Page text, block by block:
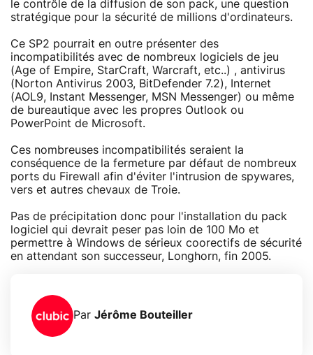
le contrôle de la diffusion de son pack, une question
stratégique pour la sécurité de millions d'ordinateurs.
Ce SP2 pourrait en outre présenter des
incompatibilités avec de nombreux logiciels de jeu
(Age of Empire, StarCraft, Warcraft, etc..) , antivirus
(Norton Antivirus 2003, BitDefender 7.2), Internet
(AOL9, Instant Messenger, MSN Messenger) ou même
de bureautique avec les propres Outlook ou
PowerPoint de Microsoft.
Ces nombreuses incompatibilités seraient la
conséquence de la fermeture par défaut de nombreux
ports du Firewall afin d'éviter l'intrusion de spywares,
vers et autres chevaux de Troie.
Pas de précipitation donc pour l'installation du pack
logiciel qui devrait peser pas loin de 100 Mo et
permettre à Windows de sérieux coorectifs de sécurité
en attendant son successeur, Longhorn, fin 2005.
Par Jérôme Bouteiller